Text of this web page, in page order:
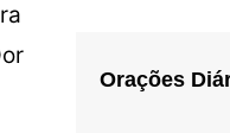
Orações